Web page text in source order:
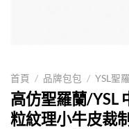
首頁 / 品牌包包 / YSL聖
高仿聖羅蘭/YSL
粒紋理小牛皮裁